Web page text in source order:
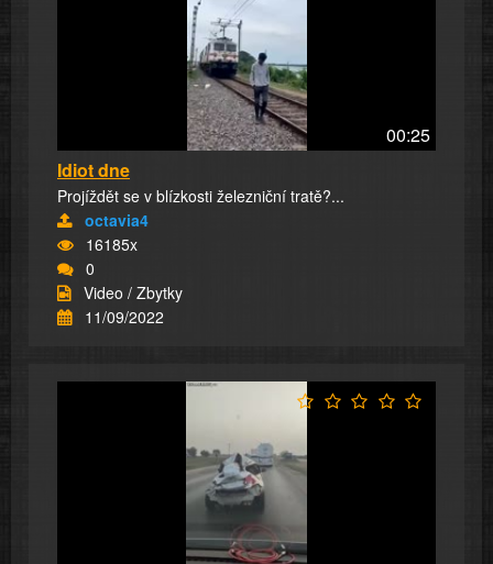
00:25
Idiot dne
Projíždět se v blízkosti železniční tratě?...
octavia4
16185x
0
Video / Zbytky
11/09/2022